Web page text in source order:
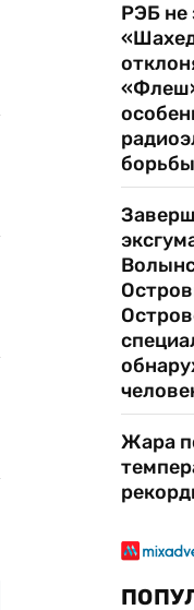
РЭБ не
борьбы
Жара